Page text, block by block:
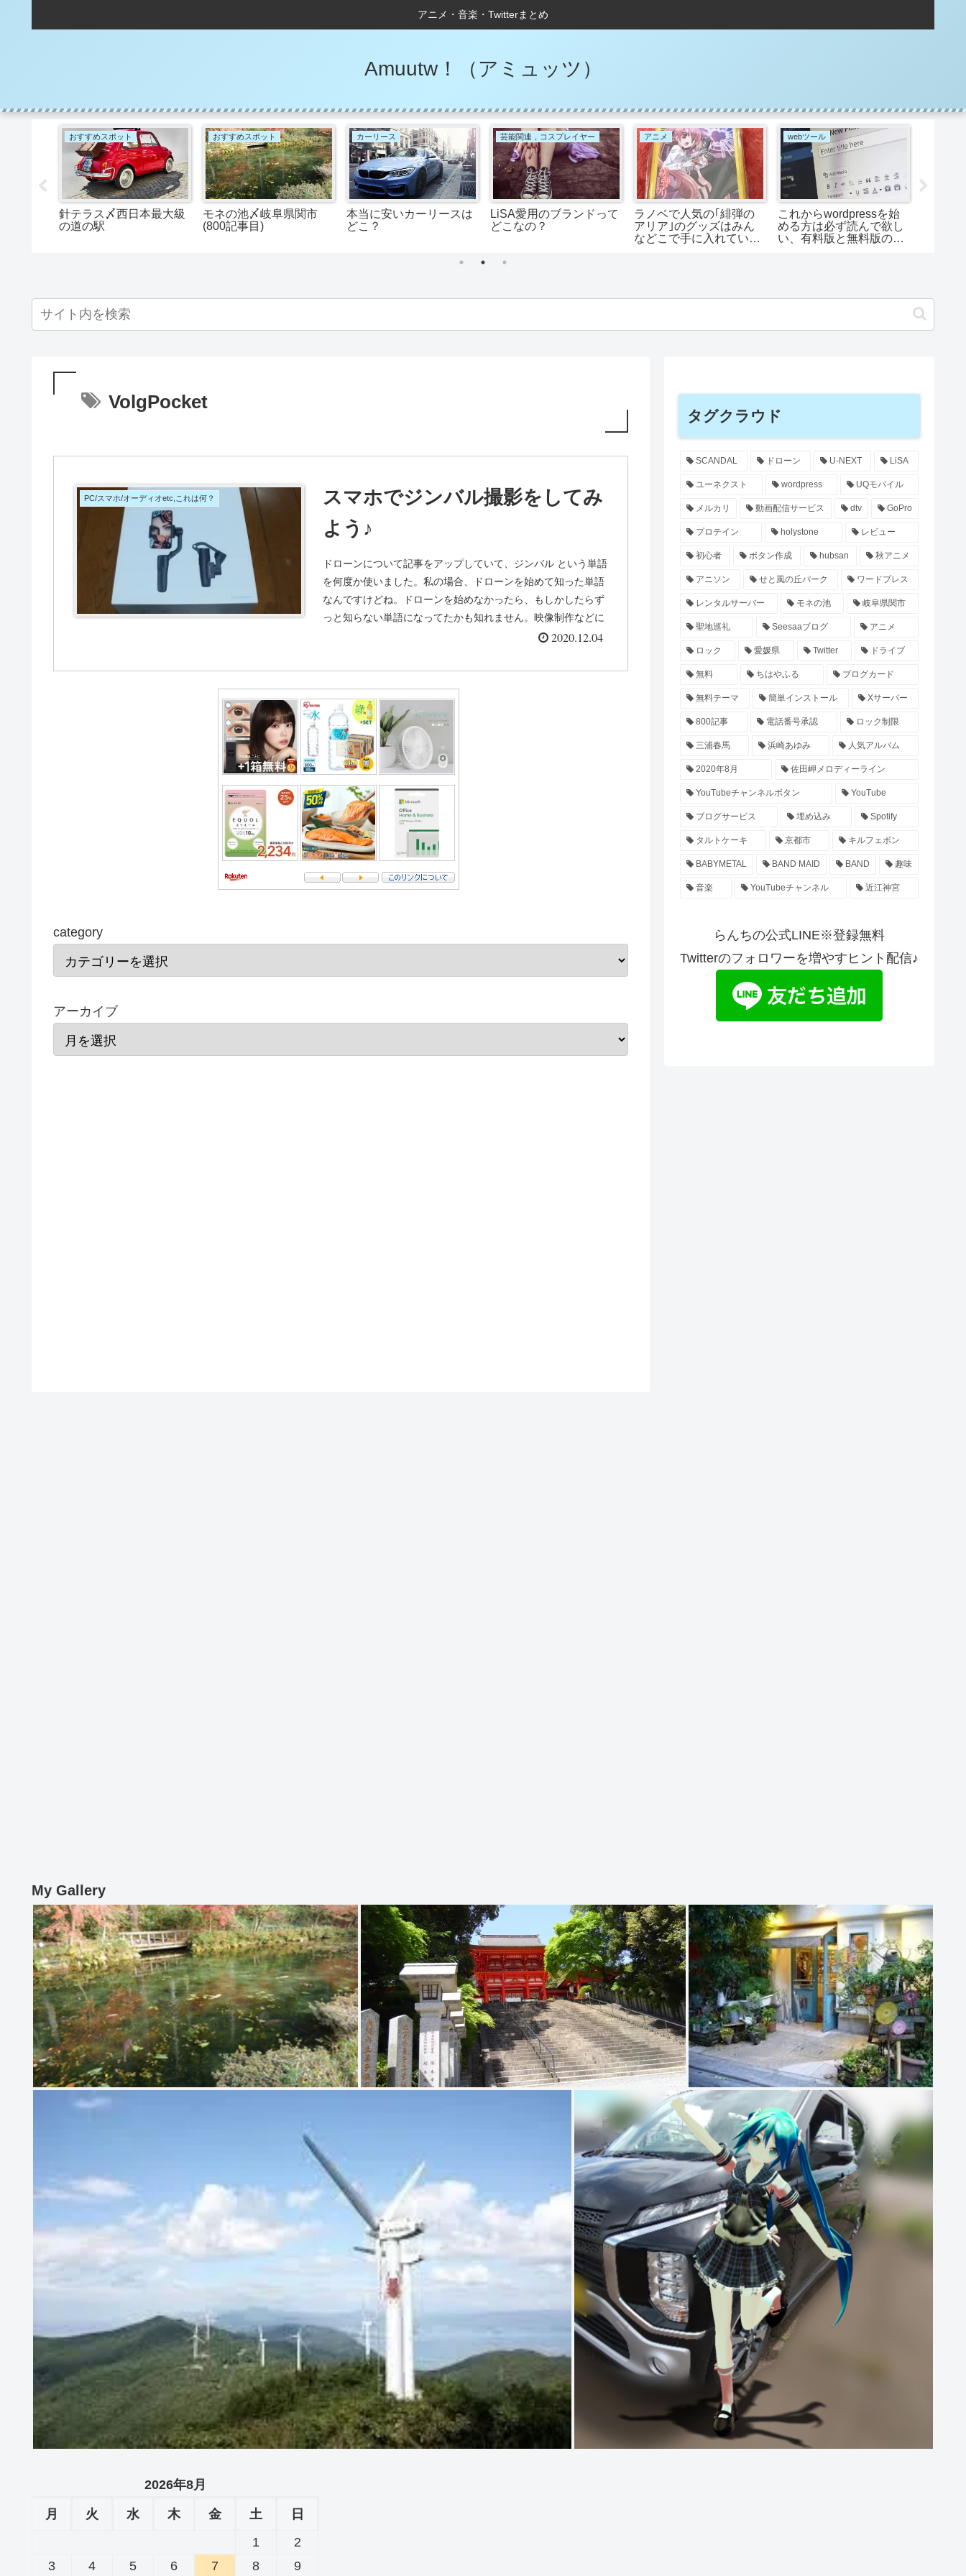
アニメ・音楽・Twitterまとめ
Amuutw！（アミュッツ）
おすすめスポット
針テラス〆西日本最大級
の道の駅
おすすめスポット
モネの池〆岐阜県関市
(800記事目)
カーリース
本当に安いカーリースは
どこ？
芸能関連，コスプレイヤー
LiSA愛用のブランドって
どこなの？
アニメ
ラノベで人気の｢緋弾の
アリア｣のグッズはみん
などこで手に入れている
webツール
これからwordpressを始
める方は必ず読んで欲し
い、有料版と無料版の見
VolgPocket
PC/スマホ/オーディオetc,これは何？
スマホでジンバル撮影をしてみ
よう♪
ドローンについて記事をアップしていて、ジンバル という単語
を何度か使いました。私の場合、ドローンを始めて知った単語
なんですけどね。ドローンを始めなかったら、もしかしたらず
っと知らない単語になってたかも知れません。映像制作などに
2020.12.04
category
アーカイブ
タグクラウド
SCANDAL ドローン U-NEXT LiSA
ユーネクスト wordpress UQモバイル
メルカリ 動画配信サービス dtv GoPro
プロテイン holystone レビュー
初心者 ボタン作成 hubsan 秋アニメ
アニソン せと風の丘パーク ワードプレス
レンタルサーバー モネの池 岐阜県関市
聖地巡礼 Seesaaブログ アニメ
ロック 愛媛県 Twitter ドライブ
無料 ちはやふる ブログカード
無料テーマ 簡単インストール Xサーバー
800記事 電話番号承認 ロック制限
三浦春馬 浜崎あゆみ 人気アルバム
2020年8月 佐田岬メロディーライン
YouTubeチャンネルボタン YouTube
ブログサービス 埋め込み Spotify
タルトケーキ 京都市 キルフェボン
BABYMETAL BAND MAID BAND 趣味
音楽 YouTubeチャンネル 近江神宮
らんちの公式LINE※登録無料
Twitterのフォロワーを増やすヒント配信♪
My Gallery
2026年8月
月 火 水 木 金 土
日
1
2
3
4 5 6 7 8 9